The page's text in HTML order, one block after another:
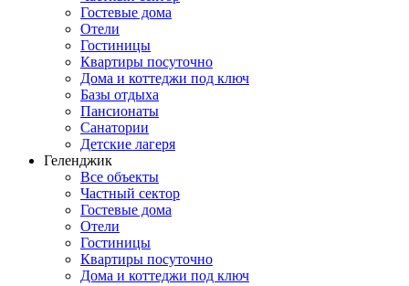
Гостевые дома
Отели
Гостиницы
Квартиры посуточно
Дома и коттеджи под ключ
Базы отдыха
Пансионаты
Санатории
Детские лагеря
Геленджик
Все объекты
Частный сектор
Гостевые дома
Отели
Гостиницы
Квартиры посуточно
Дома и коттеджи под ключ